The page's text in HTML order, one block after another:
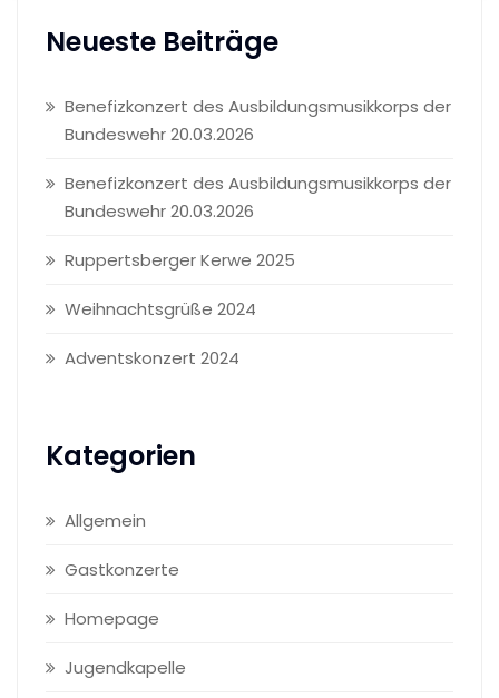
Neueste Beiträge
Benefizkonzert des Ausbildungsmusikkorps der
Bundeswehr 20.03.2026
Benefizkonzert des Ausbildungsmusikkorps der
Bundeswehr 20.03.2026
Ruppertsberger Kerwe 2025
Weihnachtsgrüße 2024
Adventskonzert 2024
Kategorien
Allgemein
Gastkonzerte
Homepage
Jugendkapelle